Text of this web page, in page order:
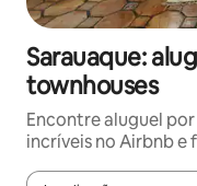
Sarauaque:
townhouses
Encontre aluguel
incríveis no Airbnb e